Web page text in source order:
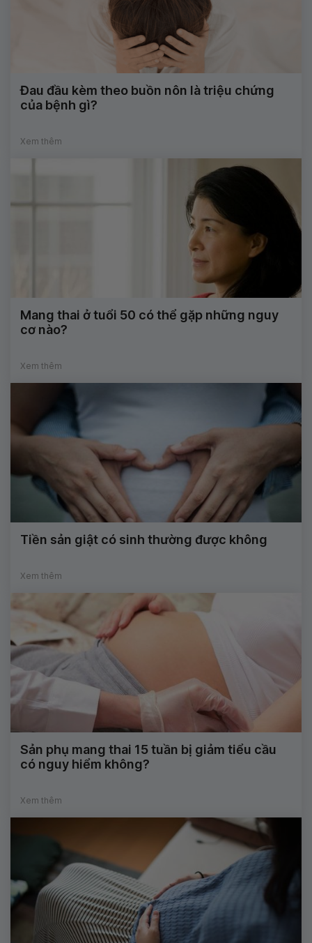
Đau đầu kèm theo buồn nôn là triệu chứng
của bệnh gì?
Xem thêm
Mang thai ở tuổi 50 có thể gặp những nguy
cơ nào?
Xem thêm
Tiền sản giật có sinh thường được không
Xem thêm
Sản phụ mang thai 15 tuần bị giảm tiểu cầu
có nguy hiểm không?
Xem thêm